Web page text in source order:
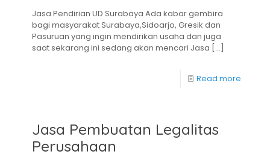
Jasa Pendirian UD Surabaya Ada kabar gembira
bagi masyarakat Surabaya,Sidoarjo, Gresik dan
Pasuruan yang ingin mendirikan usaha dan juga
saat sekarang ini sedang akan mencari Jasa […]
Read more
Jasa Pembuatan Legalitas
Perusahaan